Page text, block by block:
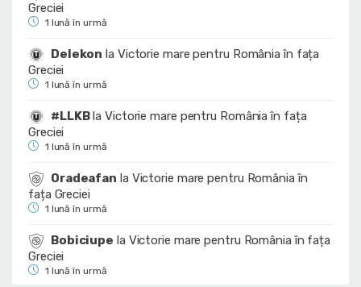
Greciei
1 lună în urmă
Delekon la Victorie mare pentru România în fața
Greciei
1 lună în urmă
#LLKBlaVictorie mare pentru România în fața
Greciei
1 lună în urmă
Oradeafan la Victorie mare pentru România în
fața Greciei
1 lună în urmă
Bobiciupe la Victorie mare pentru România în fața
Greciei
1 lună în urmă